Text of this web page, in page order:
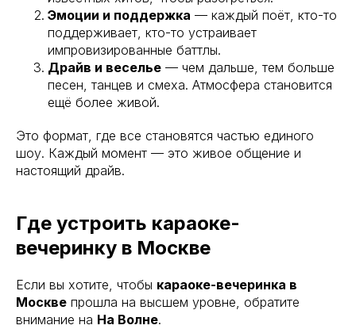
Эмоции и поддержка — каждый поёт, кто-то
поддерживает, кто-то устраивает
импровизированные баттлы.
Драйв и веселье — чем дальше, тем больше
песен, танцев и смеха. Атмосфера становится
ещё более живой.
Это формат, где все становятся частью единого
шоу. Каждый момент — это живое общение и
настоящий драйв.
Где устроить караоке-
вечеринку в Москве
Если вы хотите, чтобы караоке-вечеринка в
Москве прошла на высшем уровне, обратите
внимание на На Волне.